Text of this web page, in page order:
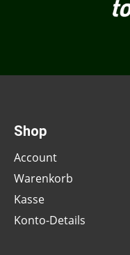
Shop
Account
Warenkorb
Kasse
Konto-Details